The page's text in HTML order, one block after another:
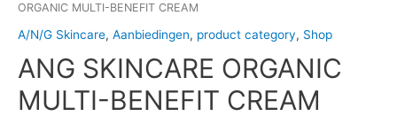
ORGANIC MULTI-BENEFIT CREAM
A/N/G Skincare, Aanbiedingen, product category, Shop
ANG SKINCARE ORGANIC
MULTI-BENEFIT CREAM